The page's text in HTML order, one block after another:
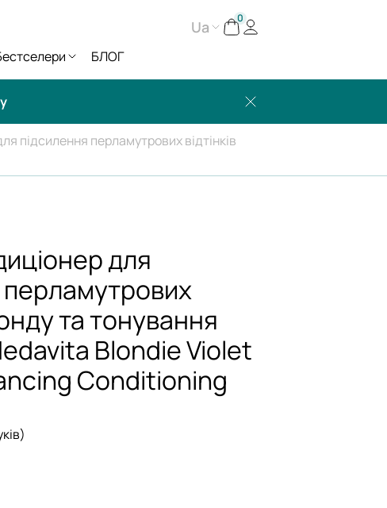
Ua 0
БЛОГ
підсилення перламутрових відтінків
для
перламутрових
та тонування
Blondie Violet
Conditioning